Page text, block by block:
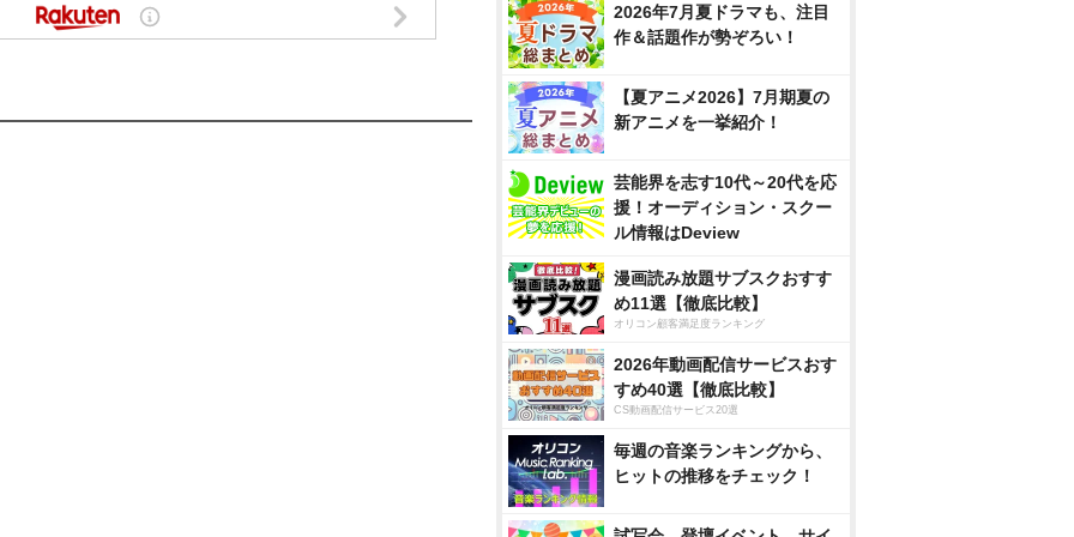
2026年7月夏ドラマも、注目
作＆話題作が勢ぞろい！
【夏アニメ2026】7月期夏の
新アニメを一挙紹介！
芸能界を志す10代～20代を応
援！オーディション・スクー
ル情報はDeview
漫画読み放題サブスクおすす
め11選【徹底比較】
オリコン顧客満足度ランキング
2026年動画配信サービスおす
すめ40選【徹底比較】
CS動画配信サービス20選
毎週の音楽ランキングから、
ヒットの推移をチェック！